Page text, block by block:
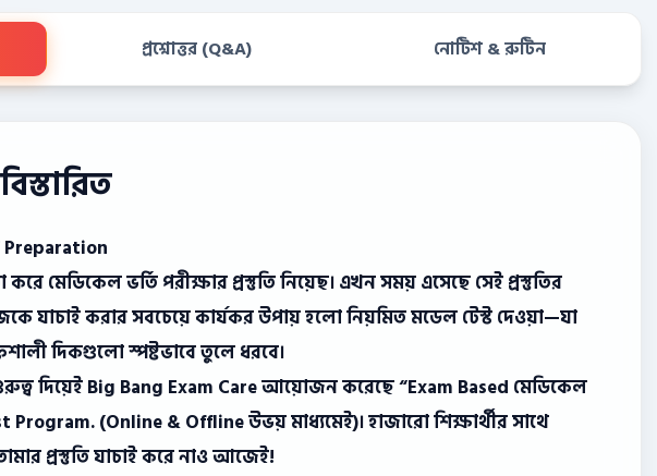
প্রশ্নোত্তর (Q&A) নোটিশ & রুটিন
Preparation
মেডিকেল ভর্তি পরীক্ষার প্রস্তুতি নিয়েছ। এখন সময় এসেছে সেই প্রস্তুতির
যাচাই করার সবচেয়ে কার্যকর উপায় হলো নিয়মিত মডেল টেস্ট দেওয়া—যা
দিকগুলো স্পষ্টভাবে তুলে ধরবে।
দিয়েই Big Bang Exam Care আয়োজন করেছে “Exam Based মেডিকেল
(Online & Offline উভয় মাধ্যমেই)। হাজারো শিক্ষার্থীর সাথে
প্রস্তুতি যাচাই করে নাও আজেই!